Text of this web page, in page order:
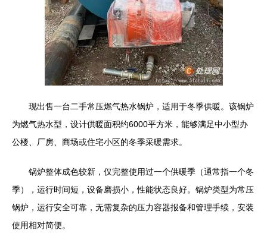
现出售一台二手常压燃气热水锅炉，适用于冬季供暖。该锅炉
为燃气热水型，设计供暖面积约6000平方米，能够满足中小型办
公楼、厂房、商场或住宅小区的冬季采暖需求。
锅炉整体成色较新，仅完整使用过一个供暖季（通常指一个冬
季），运行时间短，设备磨损小，性能状态良好。锅炉类型为常压
锅炉，运行安全可靠，无需复杂的压力容器报备和管理手续，安装
使用相对简便。